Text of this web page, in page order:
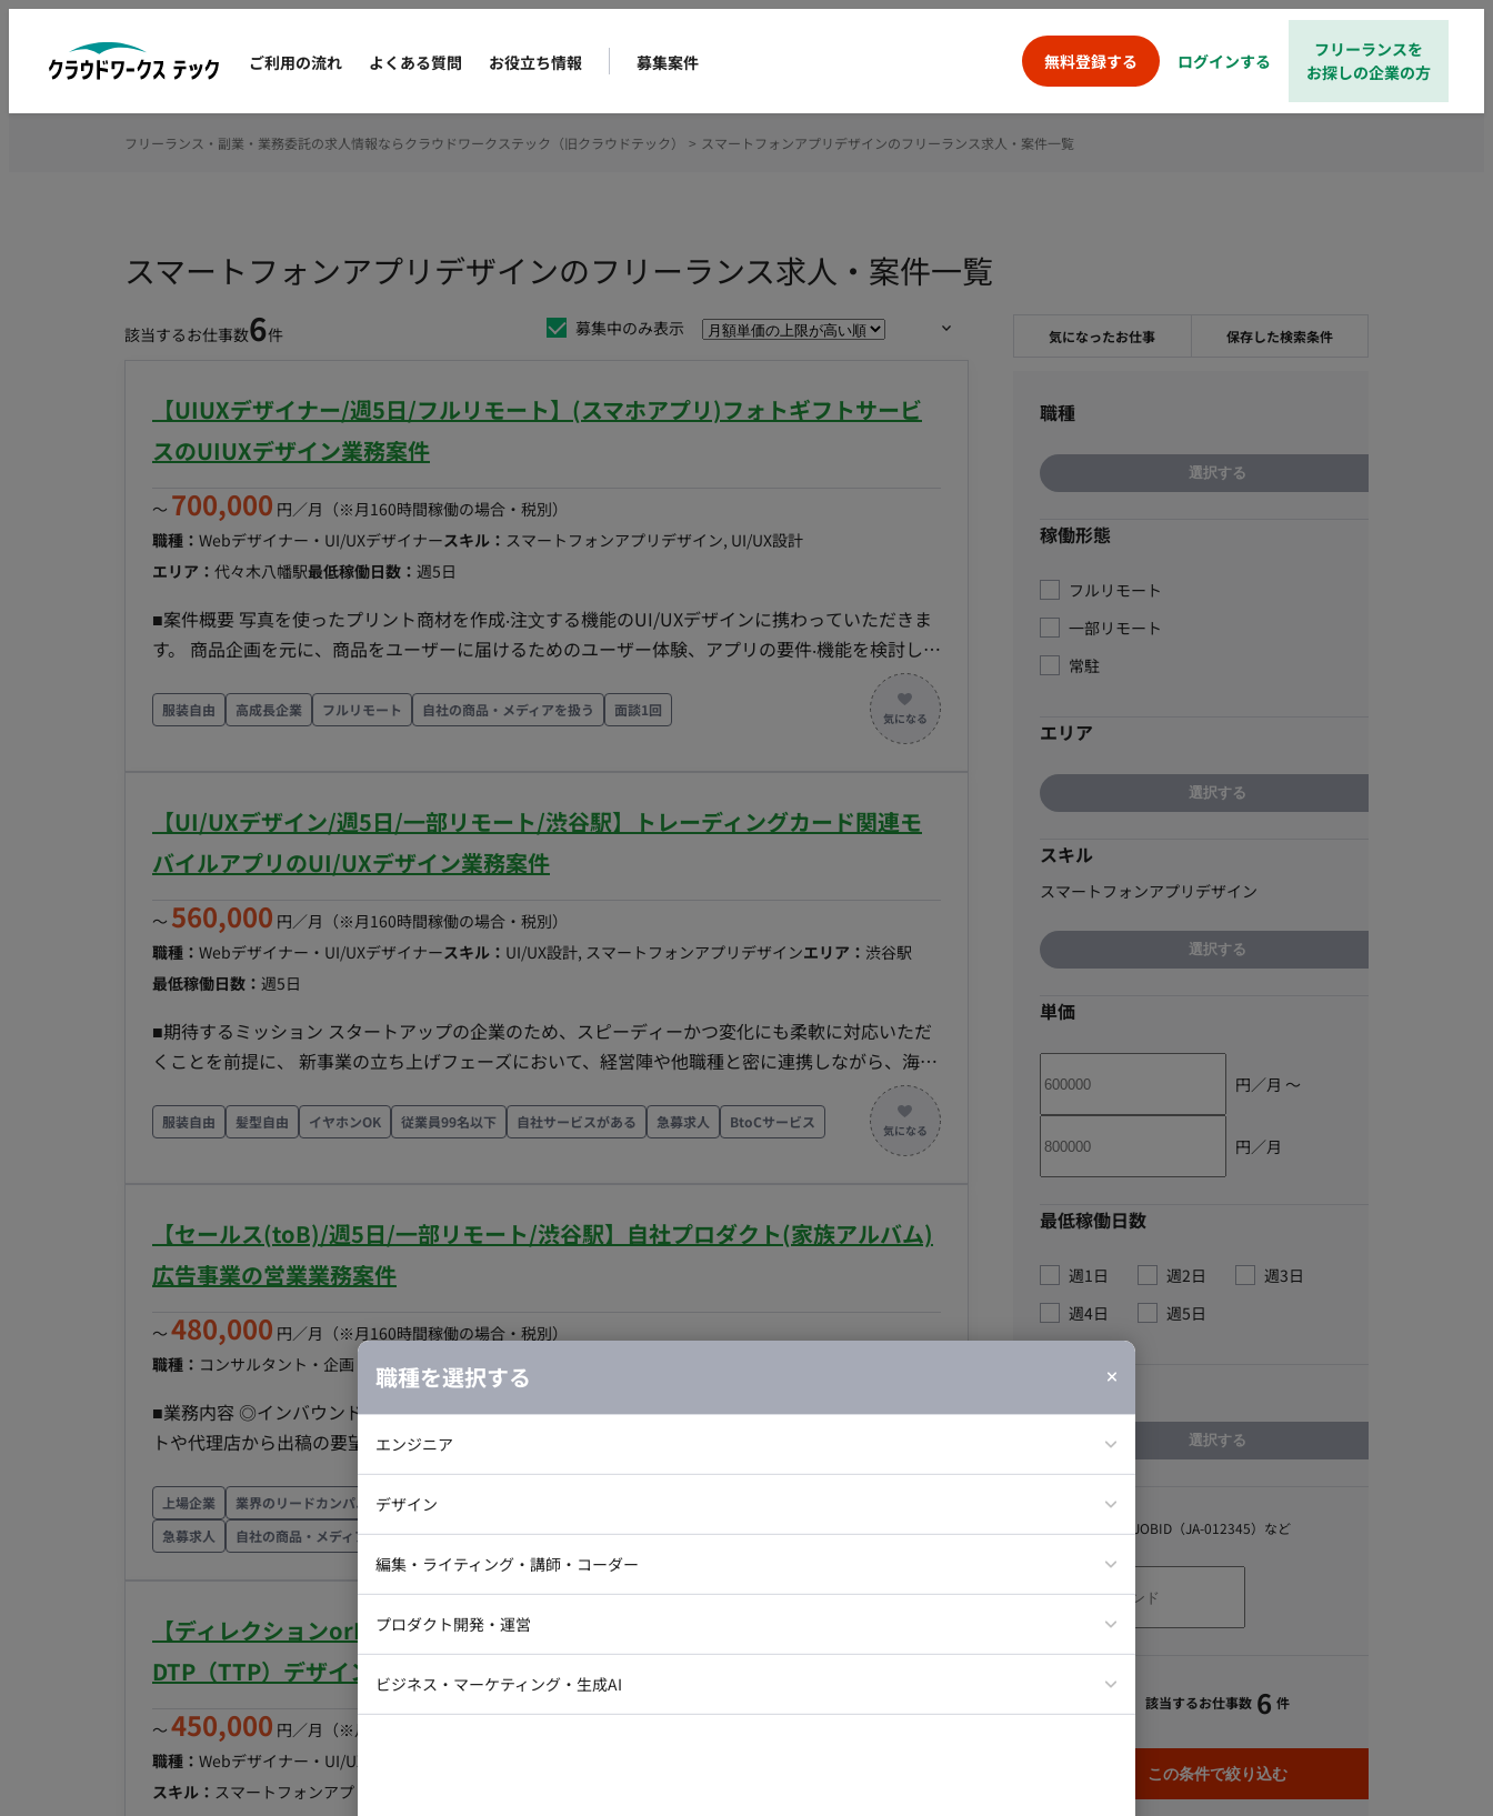
ご利用の流れ よくある質問 お役立ち情報 募集案件 無料登録する ログインする
フリーランスを
お探しの企業の方
スマートフォンアプリデザインのフリーランス求人・案件一覧
該当するお仕事数6件 募集中のみ表示
【UIUXデザイナー/週5日/フルリモート】(スマホアプリ)フォトギフトサービ
スのUIUXデザイン業務案件
〜 700,000 円／月 （※月160時間稼働の場合・税別）
職種： Webデザイナー・UI/UXデザイナースキル： スマートフォンアプリデザイン, UI/UX設計
エリア： 代々木八幡駅最低稼働日数： 週5日
■案件概要 写真を使ったプリント商材を作成‧注⽂する機能のUI/UXデザインに携わっていただきま
す。 商品企画を元に、商品をユーザーに届けるためのユーザー体験、アプリの要件‧機能を検討し、
UI/UXデザイン‧コンテンツの制作、アプリ仕様の作成 などから、ご経験‧スキルとマッチする内容
をご担当いただきます。 PM‧エンジニア‧商品開発などのチームメンバーと連携して、アプリを通じ
ー、フォトブックなど）の作成‧編 集‧注⽂に関する体験‧機能 商品の購⼊をサポートするための体
験‧機能 ・商品の魅⼒を伝え、購⼊していただくためのコンテンツ制作 アプリ内LP、バナー、商
プリの仕様、機能要件、制約、エラー処理などを記載した仕様ドキュメン トの作成 UI/UXデザイ
ナーだけで完成させることは難しいため、エンジニアとコミュ ニケーションを取りながら作成して
いきます ■利用ツール デザイン：Figma ドキュメント‧タスク管理：Notion、Google Drive コミュ
服装自由 高成長企業 フルリモート 自社の商品・メディアを扱う 面談1回
【UI/UXデザイン/週5日/一部リモート/渋谷駅】トレーディングカード関連モ
バイルアプリのUI/UXデザイン業務案件
〜 560,000 円／月 （※月160時間稼働の場合・税別）
職種： Webデザイナー・UI/UXデザイナースキル： UI/UX設計, スマートフォンアプリデザインエリア： 渋谷駅
最低稼働日数： 週5日
■期待するミッション スタートアップの企業のため、スピーディーかつ変化にも柔軟に対応いただ
くことを前提に、 新事業の立ち上げフェーズにおいて、経営陣や他職種と密に連携しながら、海外
展開やブランディングを前提としたUI/UXデザインを牽引していただくことを期待しています。 少
人数のスタートアップ特有の不確実性を楽しみつつ、自ら手を動かしてデザインの仕組み化を行
13:00~17:00 ・基本リモート（最初の2回ほど＋必要に応じて対面打ち合わせ） ・フレックス稼
働：可
服装自由 髪型自由 イヤホンOK 従業員99名以下 自社サービスがある 急募求人 BtoCサービス
【セールス(toB)/週5日/一部リモート/渋谷駅】自社プロダクト(家族アルバム)
広告事業の営業業務案件
〜 480,000 円／月 （※月160時間稼働の場合・税別）
職種： コンサルタント・企画・セールススキル： その他
■業務内容 ◎インバウンド営業 ※ありがたいことにブランド浸透により、すでに多くのクライアン
トや代理店から出稿の要望をいただいています。 ・インバウンドの問い合わせ窓口業務、クライア
ントのニーズのヒアリングや広告提案 ◎アウトバウンド営業：アタックリストの作成 ・ユーザー
像、家族像から告知に適した業界をイメージし、獲得に向けたクライアントをピックアップ・アプ
ローチ ◎クライアント候補へのアプローチと提案 ・クライアントの事業形態に合わせた企画と提
案 ・クライアントの課題に対するソリューション提案 ・クライアントニーズを収集し、PdMやエ
ンジニアなどで構成されるプロジェクトチームメンバーに共有、解決のための施策や機能の開発に
ついて議論 ◎効果分析とフォローアップ ・カスタマーサクセスチームと協力し、クライアントへ
のサービス導入後の効果分析 ・効果の最大化と継続的なサポートのためのフォローアップ活動 ◎
パートナー企業とのコミュニケーション業務 ・広告代理店等のパートナー企業との折衝業務（新規
開拓・関係構築・案件創出・一部進行ディレクションなど） ・パートナー企業との定期的な会議や
連絡を行い、案件の進捗状況や課題について協議 ・問題や課題が発生した場合には、迅速に対処し
解決策を模索・提示 ■役割 ・法人営業および、広告事業を拡大するための販売チャネル強化・外部
パートナーとの提携・代理店網の構築 ・世界観と調和しつつ、広告主にとっても価値のある広告商
上場企業 業界のリードカンパニー 高成長企業
急募求人
自社の商品・メディアを扱う 面談1回 長期案件
【ディレクションorDTP/週1日～/フルリモート】アプリディレクションおよび
DTP（TTP）デザイン業務案件
〜 450,000 円／月 （※月160時間稼働の場合・税別）
職種： Webデザイナー・UI/UXデザイナー
スキル： スマートフォンアプリデザイン, Webディレクション, イラスト制作
気になったお仕事 保存した検索条件
職種
選択する
職種を選択する
エンジニア
インフラエンジニア
テストエンジニア・テクニカルサポート
AIエンジニア・機械学習エンジニア
デザイン
Webデザイナー・UI/UXデザイナー
ラストレーター
編集・ライティング・講師・コーダー
プロダクト開発・運営
クトマネージャー
ビジネス・マーケティング・生成AI
稼働形態
フルリモート
一部リモート
常駐
エリア
選択する
スキル
スマートフォンアプリデザイン
選択する
単価
円／月 〜
円／月
最低稼働日数
週1日 週2日
週3日
週4日
週5日
こだわり
選択する
キーワード
スキル、職種、JOBID（JA-012345）など
該当するお仕事数 6 件
この条件で絞り込む
フリーランス・副業・業務委託の求人情報ならクラウドワークステック（旧クラウドテック） > スマートフォンアプリデザインのフリーランス求人・案件一覧